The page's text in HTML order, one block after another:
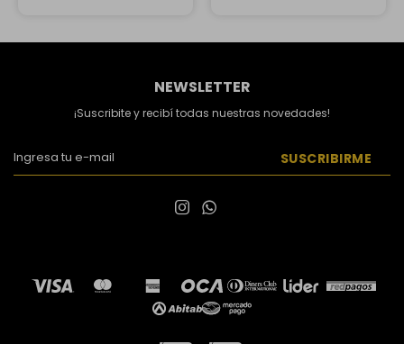
NEWSLETTER
¡Suscribite y recibí todas nuestras novedades!
SUSCRIBIRME
 